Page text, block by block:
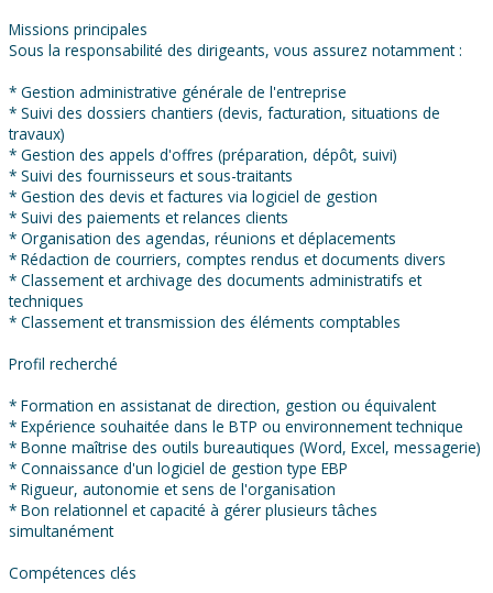
Missions principales
Sous la responsabilité des dirigeants, vous assurez notamment :
* Gestion administrative générale de l'entreprise
* Suivi des dossiers chantiers (devis, facturation, situations de
travaux)
* Gestion des appels d'offres (préparation, dépôt, suivi)
* Suivi des fournisseurs et sous-traitants
* Gestion des devis et factures via logiciel de gestion
* Suivi des paiements et relances clients
* Organisation des agendas, réunions et déplacements
* Rédaction de courriers, comptes rendus et documents divers
* Classement et archivage des documents administratifs et
techniques
* Classement et transmission des éléments comptables
Profil recherché
* Formation en assistanat de direction, gestion ou équivalent
* Expérience souhaitée dans le BTP ou environnement technique
* Bonne maîtrise des outils bureautiques (Word, Excel, messagerie)
* Connaissance d'un logiciel de gestion type EBP
* Rigueur, autonomie et sens de l'organisation
* Bon relationnel et capacité à gérer plusieurs tâches
simultanément
Compétences clés